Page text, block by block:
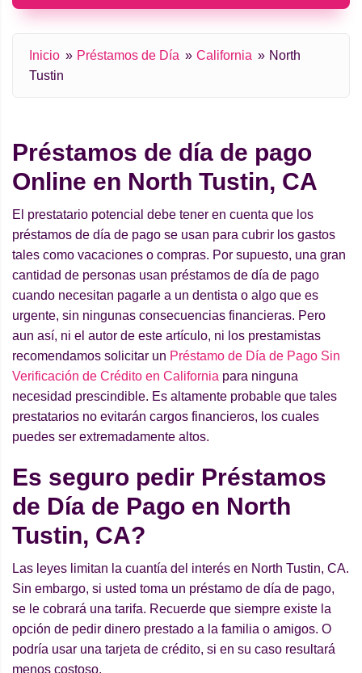
Inicio Préstamos de Día California
North
Tustin
Préstamos de día de pago
Online en North Tustin, CA
El prestatario potencial debe tener en cuenta que los
préstamos de día de pago se usan para cubrir los gastos
tales como vacaciones o compras. Por supuesto, una gran
cantidad de personas usan préstamos de día de pago
cuando necesitan pagarle a un dentista o algo que es
urgente, sin ningunas consecuencias financieras. Pero
aun así, ni el autor de este artículo, ni los prestamistas
recomendamos solicitar un Préstamo de Día de Pago Sin
Verificación de Crédito en California para ninguna
necesidad prescindible. Es altamente probable que tales
prestatarios no evitarán cargos financieros, los cuales
puedes ser extremadamente altos.
Es seguro pedir Préstamos
de Día de Pago en North
Tustin, CA?
Las leyes limitan la cuantía del interés en North Tustin, CA.
Sin embargo, si usted toma un préstamo de día de pago,
se le cobrará una tarifa. Recuerde que siempre existe la
opción de pedir dinero prestado a la familia o amigos. O
podría usar una tarjeta de crédito, si en su caso resultará
menos costoso.